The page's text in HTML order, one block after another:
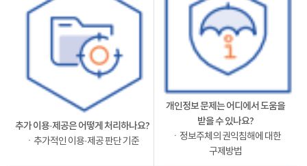
추가 이용·제공은 어떻게 처리하나요?
ㆍ추가적인 이용·제공 판단 기준
개인정보 문제는 어디에서 도움을
받을 수 있나요?
ㆍ정보주체의 권익침해에 대한
구제방법